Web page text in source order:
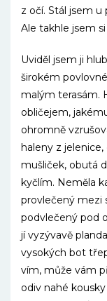
z očí. Stál jsem u
Ale takhle jsem
Uviděl jsem ji
širokém
malým terasám.
obličejem,
ohromně
haleny z
mušliček, obutá
kyčlím. Neměla
provlečený mezi
podvlečený pod
jí vyzývavě
vysokých bot
vím, může vám
odiv nahé